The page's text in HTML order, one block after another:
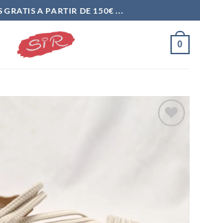
GRATIS A PARTIR DE 150€ ...
0